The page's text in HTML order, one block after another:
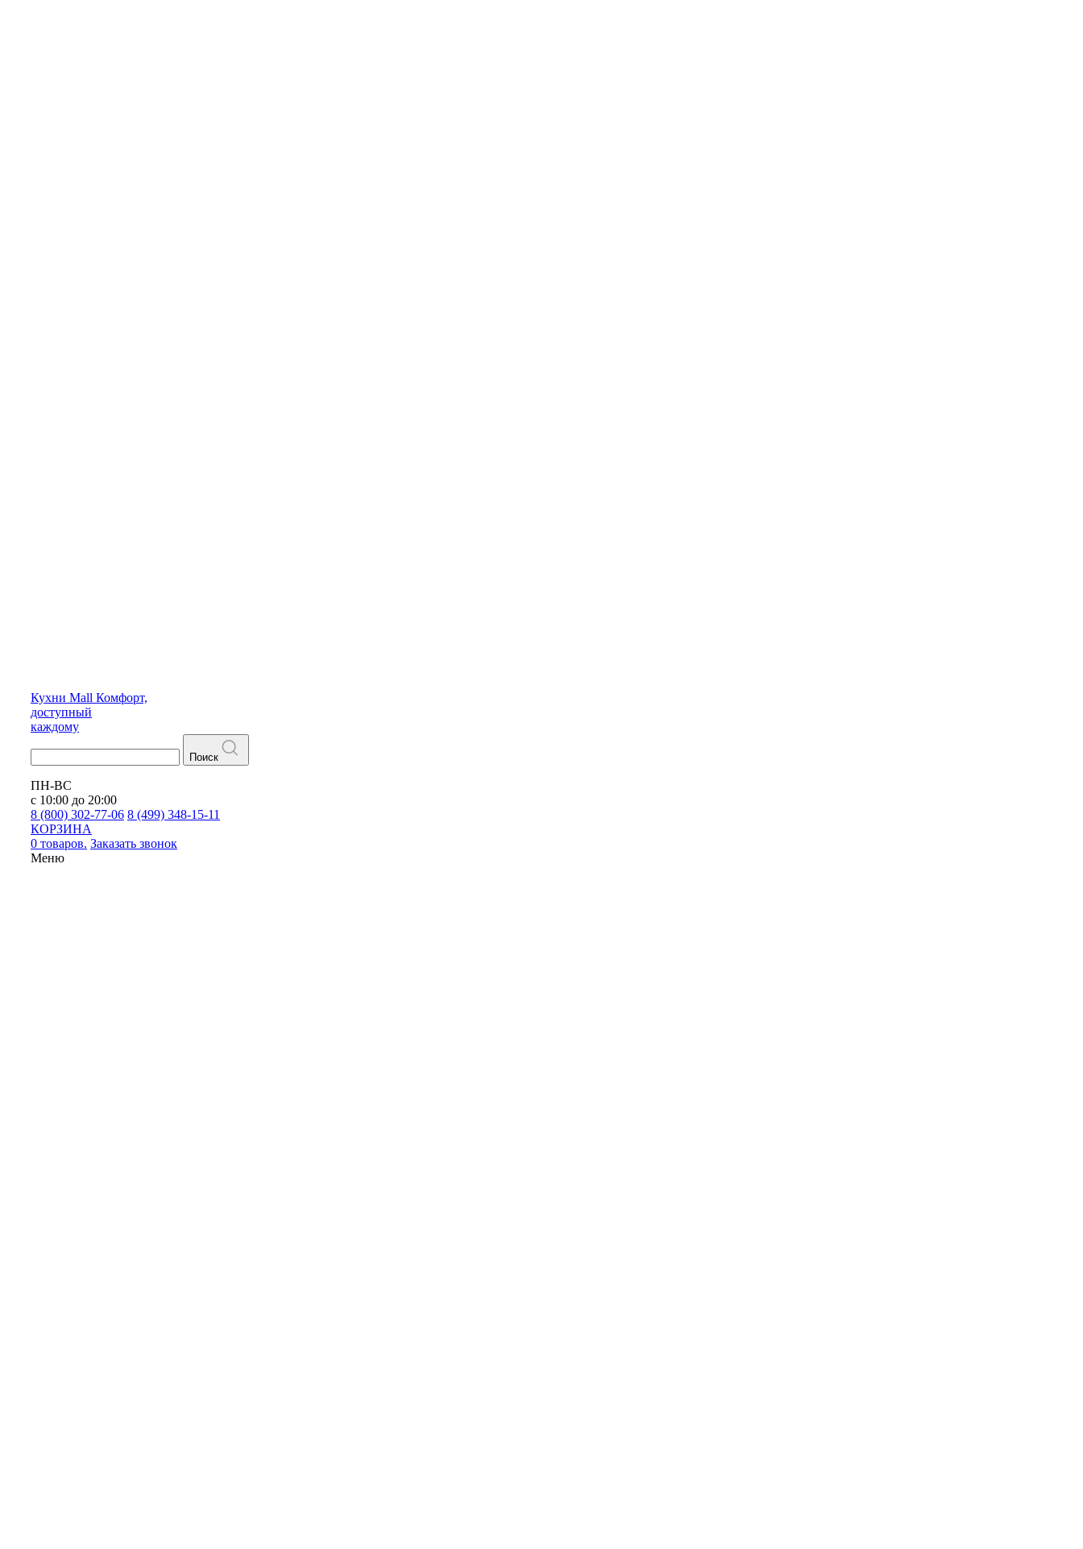
Кухни Mall Комфорт,
доступный
каждому
Поиск
ПН-ВС
с 10:00 до 20:00
8 (800) 302-77-06 8 (499) 348-15-11
КОРЗИНА
0 товаров. Заказать звонок
Меню